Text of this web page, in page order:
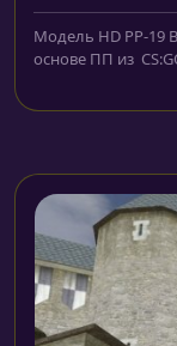
Модель HD PP-19
основе ПП из